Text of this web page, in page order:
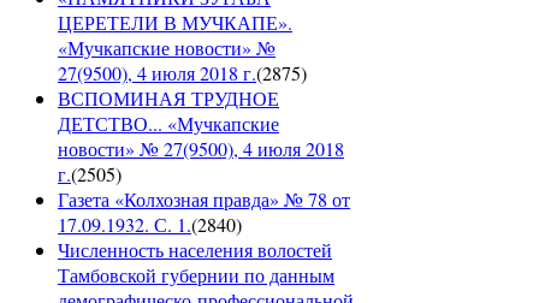
ЦЕРЕТЕЛИ В МУЧКАПЕ».
«Мучкапские новости» №
27(9500), 4 июля 2018 г.(2875)
ВСПОМИНАЯ ТРУДНОЕ
ДЕТСТВО... «Мучкапские
новости» № 27(9500), 4 июля 2018
г.(2505)
Газета «Колхозная правда» № 78 от
17.09.1932. С. 1.(2840)
Численность населения волостей
Тамбовской губернии по данным